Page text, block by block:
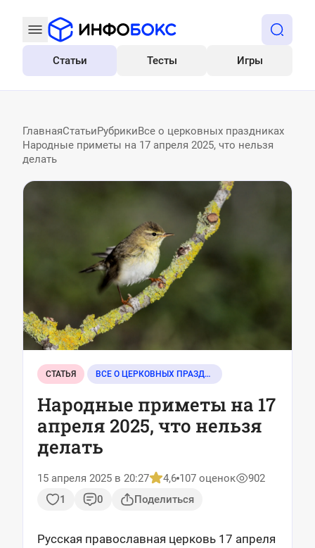
Все
Статьи Тесты Игры
ГлавнаяСтатьиРубрикиВсе о церковных праздниках
Народные приметы на 17 апреля 2025, что нельзя
делать
СТАТЬЯ ВСЕ О ЦЕРКОВНЫХ ПРАЗДНИКАХ
Народные приметы на 17
апреля 2025, что нельзя
делать
15 апреля 2025 в 20:27 4,6 107 оценок
902
1
0 Поделиться
Русская православная церковь 17 апреля